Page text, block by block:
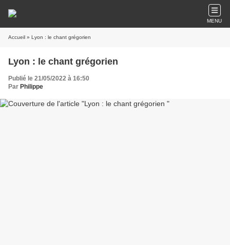
MENU
Accueil » Lyon : le chant grégorien
Lyon : le chant grégorien
Publié le 21/05/2022 à 16:50
Par Philippe